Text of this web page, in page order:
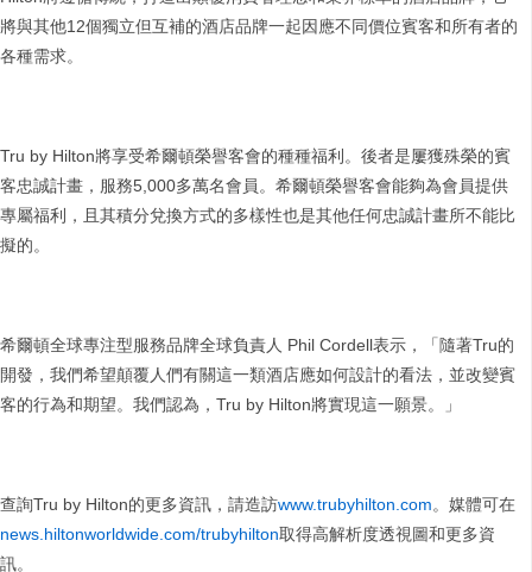
將與其他12個獨立但互補的酒店品牌一起因應不同價位賓客和所有者的
各種需求。
Tru by Hilton將享受希爾頓榮譽客會的種種福利。後者是屢獲殊榮的賓
客忠誠計畫，服務5,000多萬名會員。希爾頓榮譽客會能夠為會員提供
專屬福利，且其積分兌換方式的多樣性也是其他任何忠誠計畫所不能比
擬的。
希爾頓全球專注型服務品牌全球負責人 Phil Cordell表示，「隨著Tru的
開發，我們希望顛覆人們有關這一類酒店應如何設計的看法，並改變賓
客的行為和期望。我們認為，Tru by Hilton將實現這一願景。」
查詢Tru by Hilton的更多資訊，請造訪www.trubyhilton.com。媒體可在
news.hiltonworldwide.com/trubyhilton取得高解析度透視圖和更多資
訊。